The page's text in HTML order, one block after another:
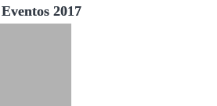
Eventos 2017